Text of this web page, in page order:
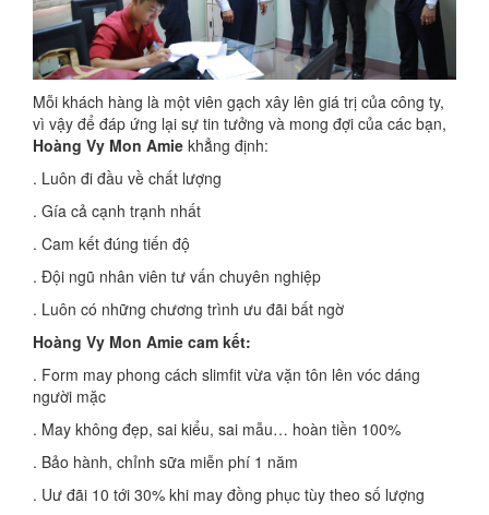
Mỗi khách hàng là một viên gạch xây lên giá trị của công ty,
vì vậy để đáp ứng lại sự tin tưởng và mong đợi của các bạn,
Hoàng Vy Mon Amie khẳng định:
. Luôn đi đầu về chất lượng
. Gía cả cạnh trạnh nhất
. Cam kết đúng tiến độ
. Đội ngũ nhân viên tư vấn chuyên nghiệp
. Luôn có những chương trình ưu đãi bất ngờ
Hoàng Vy Mon Amie cam kết:
. Form may phong cách slimfit vừa vặn tôn lên vóc dáng
người mặc
. May không đẹp, sai kiểu, sai mẫu… hoàn tiền 100%
. Bảo hành, chỉnh sữa miễn phí 1 năm
. Uư đãi 10 tới 30% khi may đồng phục tùy theo số lượng